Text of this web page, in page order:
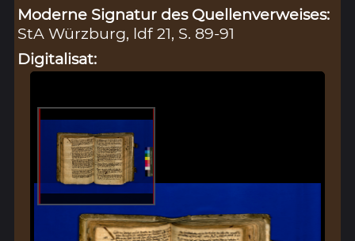
Moderne Signatur des Quellenverweises:
StA Würzburg, ldf 21, S. 89-91
Digitalisat: